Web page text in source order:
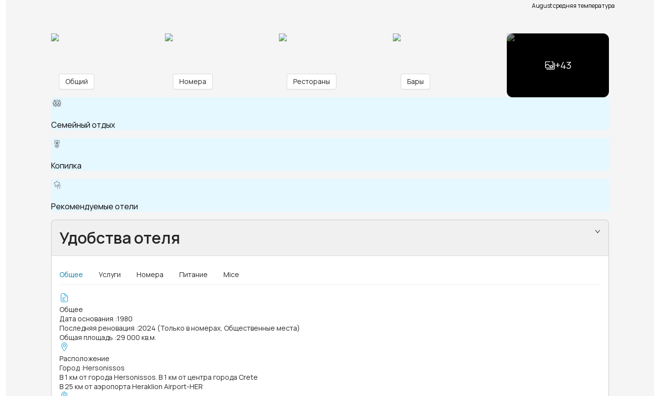
August средняя температура
Общий Номера Рестораны Бары
+43
Семейный отдых
Копилка
Рекомендуемые отели
Удобства отеля
Общее Услуги Номера Питание Mice
Общее
Дата основания :1980
Последняя реновация :2024 (Только в номерах, Общественные места)
Общая площадь :29 000 кв.м.
Расположение
Город :Hersonissos
В 1 км от города Hersonissos. В 1 км от центра города Crete
В 25 км от аэропорта Heraklion Airport-HER